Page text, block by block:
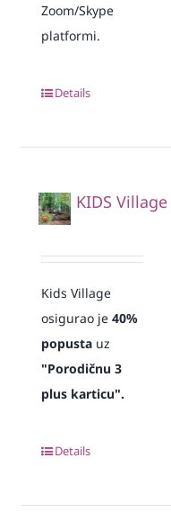
Zoom/Skype
platformi.
Details
KIDS Village
Kids Village
osigurao je40%
popustauz
"Porodičnu 3
plus karticu".
Details